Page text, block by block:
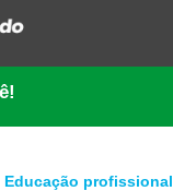
Educação profissional